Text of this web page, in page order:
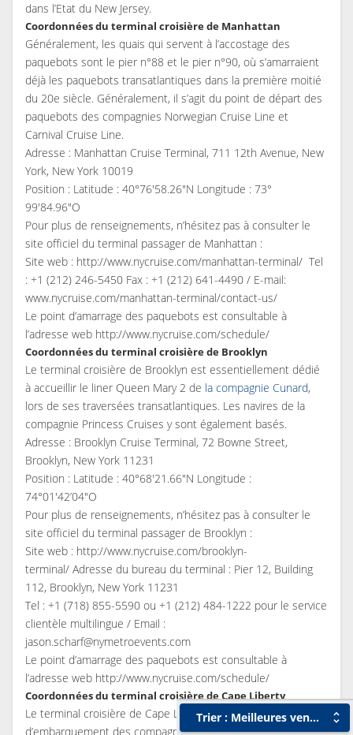
Trier : Meilleures ventes
dans l’Etat du New Jersey.
Coordonnées du terminal croisière de Manhattan
Généralement, les quais qui servent à l’accostage des
paquebots sont le pier n°88 et le pier n°90, où s’amarraient
déjà les paquebots transatlantiques dans la première moitié
du 20e siècle. Généralement, il s’agit du point de départ des
paquebots des compagnies Norwegian Cruise Line et
Carnival Cruise Line.
Adresse : Manhattan Cruise Terminal, 711 12th Avenue, New
York, New York 10019
Position : Latitude : 40°76'58.26"N Longitude : 73°
99'84.96"O
Pour plus de renseignements, n’hésitez pas à consulter le
site officiel du terminal passager de Manhattan :
Site web : http://www.nycruise.com/manhattan-terminal/ Tel
: +1 (212) 246-5450 Fax : +1 (212) 641-4490 / E-mail:
www.nycruise.com/manhattan-terminal/contact-us/
Le point d’amarrage des paquebots est consultable à
l’adresse web http://www.nycruise.com/schedule/
Coordonnées du terminal croisière de Brooklyn
Le terminal croisière de Brooklyn est essentiellement dédié
à accueillir le liner Queen Mary 2 de la compagnie Cunard,
lors de ses traversées transatlantiques. Les navires de la
compagnie Princess Cruises y sont également basés.
Adresse : Brooklyn Cruise Terminal, 72 Bowne Street,
Brooklyn, New York 11231
Position : Latitude : 40°68'21.66"N Longitude :
74°01'42’04"O
Pour plus de renseignements, n’hésitez pas à consulter le
site officiel du terminal passager de Brooklyn :
Site web : http://www.nycruise.com/brooklyn-
terminal/ Adresse du bureau du terminal : Pier 12, Building
112, Brooklyn, New York 11231
Tel : +1 (718) 855-5590 ou +1 (212) 484-1222 pour le service
clientèle multilingue / Email :
jason.scharf@nymetroevents.com
Le point d’amarrage des paquebots est consultable à
l’adresse web http://www.nycruise.com/schedule/
Coordonnées du terminal croisière de Cape Liberty
Le terminal croisière de Cape Liberty est le lieu
d’embarquement des compagnies Royal Caribbean